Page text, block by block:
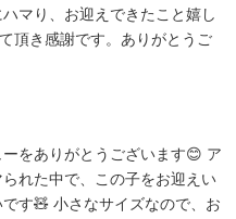
マり、お迎えできたこと嬉し
頂き感謝です。ありがとうご
をありがとうございます😊 ア
れた中で、この子をお迎えい
す🧸 小さなサイズなので、お